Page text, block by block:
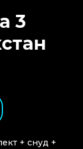
3
+ снуд +